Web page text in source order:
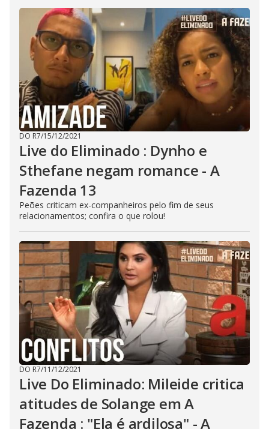
DO R7/15/12/2021
Live do Eliminado : Dynho e
Sthefane negam romance - A
Fazenda 13
Peões criticam ex-companheiros pelo fim de seus
relacionamentos; confira o que rolou!
DO R7/11/12/2021
Live Do Eliminado: Mileide critica
atitudes de Solange em A
Fazenda : "Ela é ardilosa" - A